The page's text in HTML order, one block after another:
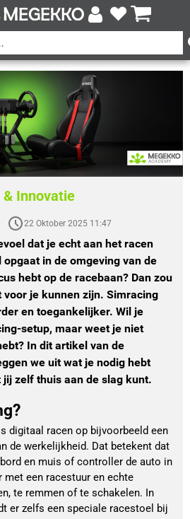
Innovatie
22 Oktober 2025 11:47
dat je echt aan het racen
in de omgeving van de
hebt op de racebaan? Dan zou
je kunnen zijn. Simracing
en toegankelijker. Wil je
setup, maar weet je niet
In dit artikel van de
we uit wat je nodig hebt
zelf thuis aan de slag kunt.
digitaal racen op bijvoorbeeld een
de werkelijkheid. Dat betekent dat
en muis of controller de auto in
met een racestuur en echte
te remmen of te schakelen. In
er zelfs een speciale racestoel bij